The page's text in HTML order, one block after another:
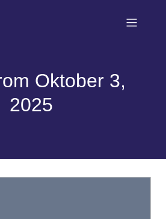
Oktober 3,
2025